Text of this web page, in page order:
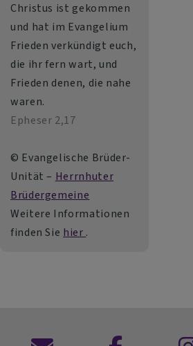
Christus ist gekommen
und hat im Evangelium
Frieden verkündigt euch,
die ihr fern wart, und
Frieden denen, die nahe
waren.
Epheser 2,17
© Evangelische Brüder-
Unität – Herrnhuter
Brüdergemeine
Weitere Informationen
finden Sie hier .